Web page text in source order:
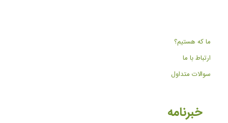
ما که هستیم؟
ارتباط با ما
سوالات متداول
خبرنامه